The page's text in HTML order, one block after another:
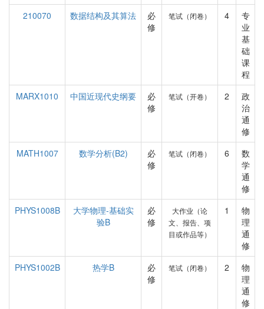
210070
数据结构及其算法
必
修
笔试（闭卷） 4
专
业
基
础
课
程
MARX1010
中国近现代史纲要
必
修
笔试（开卷） 2
政
治
通
修
MATH1007
数学分析(B2)
必
修
笔试（闭卷） 6
数
学
通
修
PHYS1008B
大学物理-基础实
验B
必
修
大作业（论
文、报告、项
目或作品等）
1
物
理
通
修
PHYS1002B
热学B
必
修
笔试（闭卷） 2
物
理
通
修